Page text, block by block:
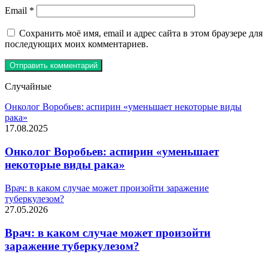
Email *
Сохранить моё имя, email и адрес сайта в этом браузере для
последующих моих комментариев.
Случайные
Онколог Воробьев: аспирин «уменьшает некоторые виды
рака»
17.08.2025
Онколог Воробьев: аспирин «уменьшает
некоторые виды рака»
Врач: в каком случае может произойти заражение
туберкулезом?
27.05.2026
Врач: в каком случае может произойти
заражение туберкулезом?